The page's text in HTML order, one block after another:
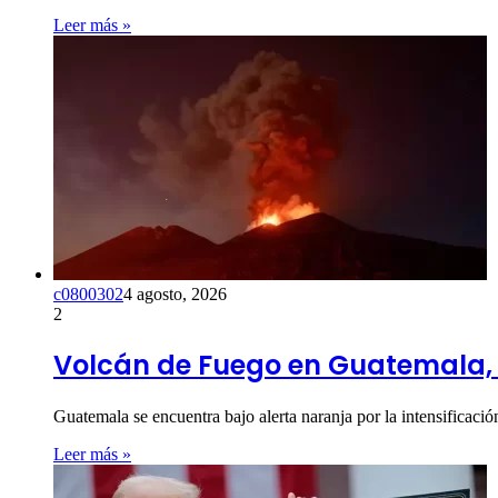
Leer más »
c08003024 agosto, 2026
2
Volcán de Fuego en
Guatemala se encuentra bajo alerta naranja por la
Leer más »